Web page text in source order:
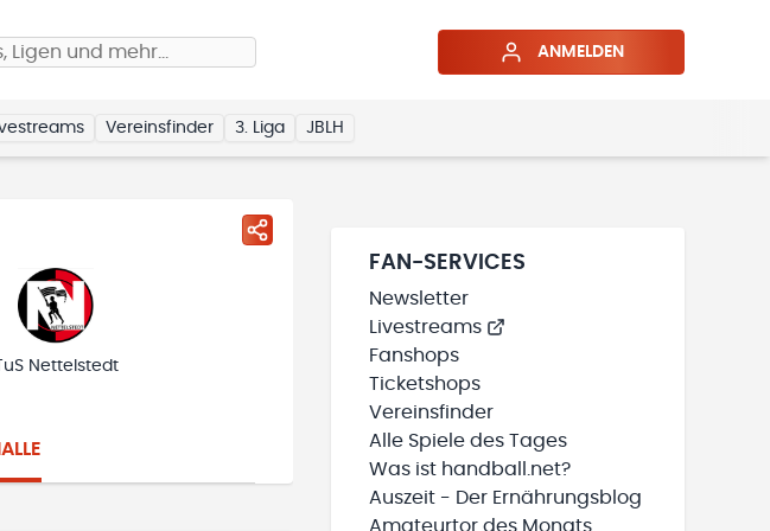
Ligen und mehr… ANMELDEN
Vereinsfinder 3. Liga JBLH
TuS Nettelstedt
FAN-SERVICES
Newsletter
Livestreams
Fanshops
Ticketshops
Vereinsfinder
Alle Spiele des Tages
Was ist handball.net?
Auszeit - Der Ernährungsblog
Amateurtor des Monats